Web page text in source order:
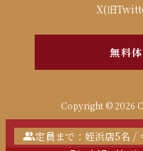
定員まで：姪浜店5名 /
X(旧
無料
Copyright © 2026